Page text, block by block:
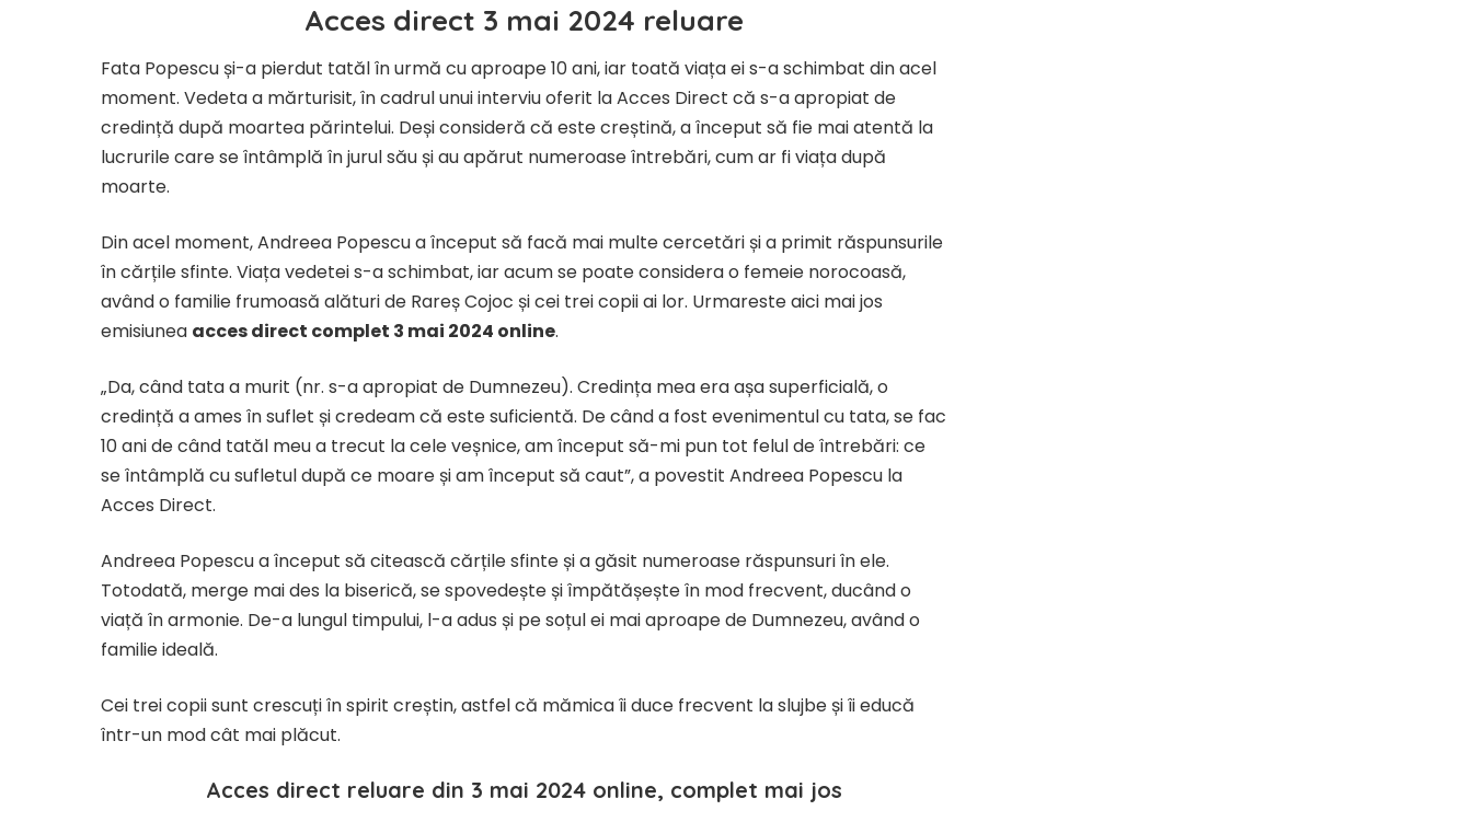
Acces direct 3 mai 2024 reluare
Fata Popescu și-a pierdut tatăl în urmă cu aproape 10 ani, iar toată viața ei s-a schimbat din acel
moment. Vedeta a mărturisit, în cadrul unui interviu oferit la Acces Direct că s-a apropiat de
credință după moartea părintelui. Deși consideră că este creștină, a început să fie mai atentă la
lucrurile care se întâmplă în jurul său și au apărut numeroase întrebări, cum ar fi viața după
moarte.
Din acel moment, Andreea Popescu a început să facă mai multe cercetări și a primit răspunsurile
în cărțile sfinte. Viața vedetei s-a schimbat, iar acum se poate considera o femeie norocoasă,
având o familie frumoasă alături de Rareș Cojoc și cei trei copii ai lor. Urmareste aici mai jos
emisiunea acces direct complet 3 mai 2024 online.
„Da, când tata a murit (nr. s-a apropiat de Dumnezeu). Credința mea era așa superficială, o
credință a ames în suflet și credeam că este suficientă. De când a fost evenimentul cu tata, se fac
10 ani de când tatăl meu a trecut la cele veșnice, am început să-mi pun tot felul de întrebări: ce
se întâmplă cu sufletul după ce moare și am început să caut”, a povestit Andreea Popescu la
Acces Direct.
Andreea Popescu a început să citească cărțile sfinte și a găsit numeroase răspunsuri în ele.
Totodată, merge mai des la biserică, se spovedește și împătășește în mod frecvent, ducând o
viață în armonie. De-a lungul timpului, l-a adus și pe soțul ei mai aproape de Dumnezeu, având o
familie ideală.
Cei trei copii sunt crescuți în spirit creștin, astfel că mămica îi duce frecvent la slujbe și îi educă
într-un mod cât mai plăcut.
Acces direct reluare din 3 mai 2024 online, complet mai jos